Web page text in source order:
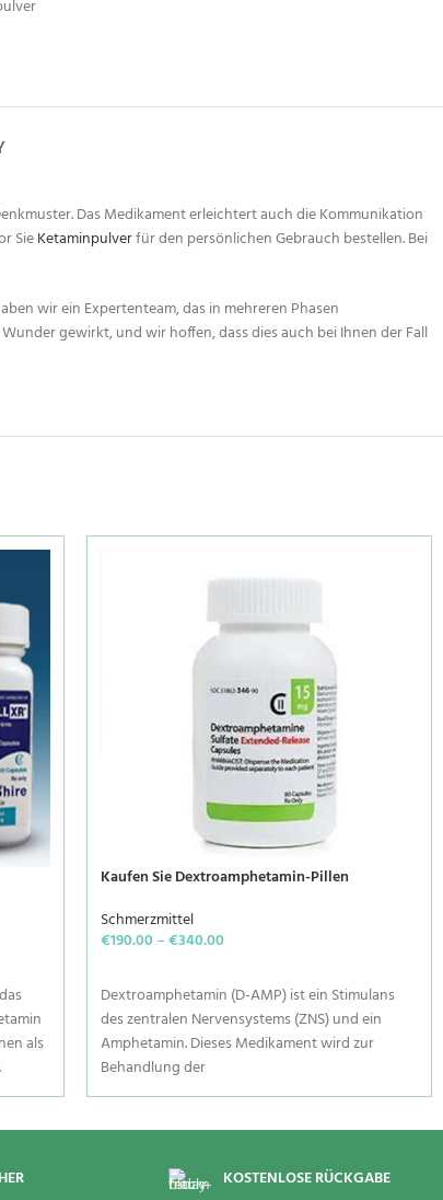
Das Medikament erleichtert auch die Kommunikation
SieKetaminpulverfür den persönlichen Gebrauch bestellen. Bei
wir ein Expertenteam, das in mehreren Phasen
gewirkt, und wir hoffen, dass dies auch bei Ihnen der Fall
als
Kaufen Sie Dextroamphetamin-Pillen
Schmerzmittel
€190.00–€340.00
Dextroamphetamin (D-AMP) ist ein Stimulans
des zentralen Nervensystems (ZNS) und ein
Amphetamin. Dieses Medikament wird zur
Behandlung der
Aufmerksamkeitsdefizit-/Hyperaktivitätsstörung
Substanzen im Gehirn verändert.
Dextroamphetamin gehört zu den sogenannten
KOSTENLOSE RÜCKGABE